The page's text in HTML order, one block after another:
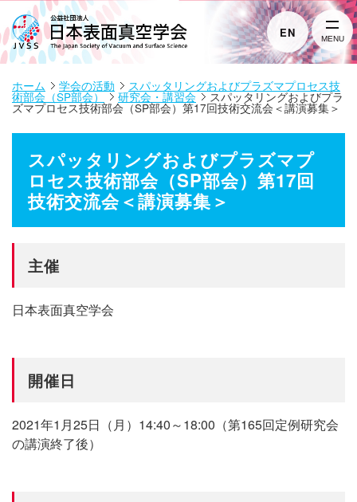
EN MENU
ホーム 学会の活動 スパッタリングおよびプラズマプロセス技
術部会（SP部会） 研究会・講習会 スパッタリングおよびプラ
ズマプロセス技術部会（SP部会）第17回技術交流会＜講演募集＞
スパッタリングおよびプラズマプ
ロセス技術部会（SP部会）第17回
技術交流会＜講演募集＞
主催
日本表面真空学会
開催日
2021年1月25日（月）14:40～18:00（第165回定例研究会
の講演終了後）